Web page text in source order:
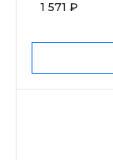
1 571 ₽